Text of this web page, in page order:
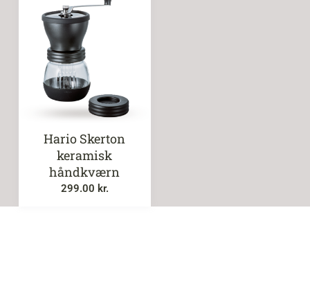
Hario Skerton
keramisk
håndkværn
299.00 kr.